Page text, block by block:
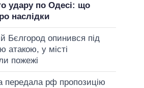
удару по Одесі: що
наслідки
Бєлгород опинився під
атакою, у місті
пожежі
передала рф пропозицію